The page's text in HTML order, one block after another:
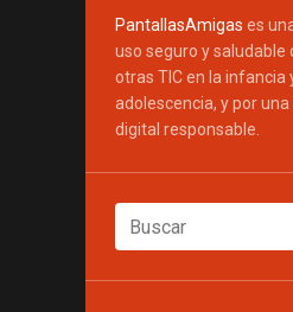
PantallasAmigas es
uso seguro y saludable
otras TIC en la infancia
adolescencia, y por
digital responsable.